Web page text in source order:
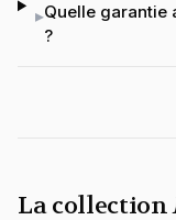
▸Quelle garantie
?
La collection